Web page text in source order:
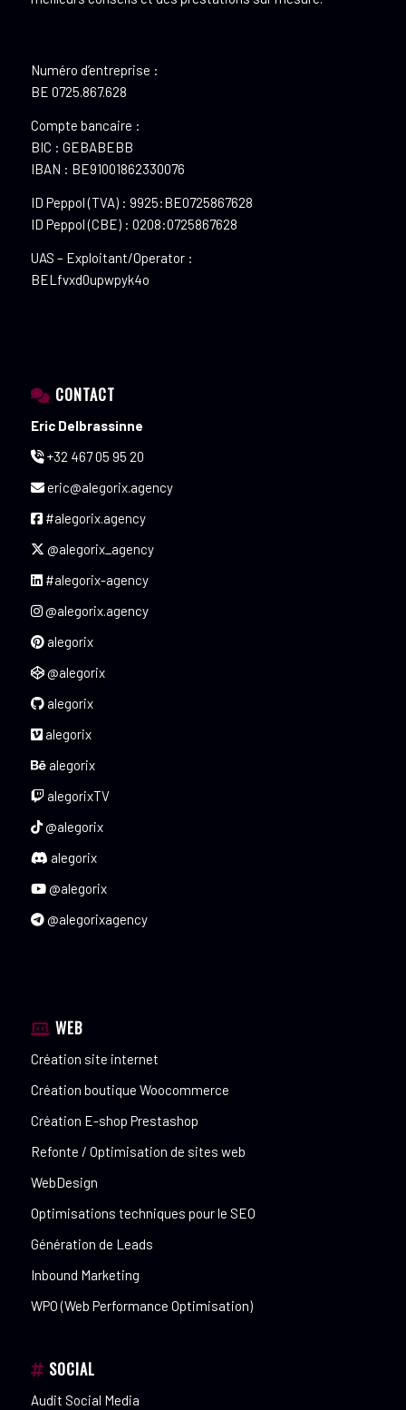
Numéro d’entreprise :
BE 0725.867.628
Compte bancaire :
BIC : GEBABEBB
IBAN : BE91001862330076
ID Peppol (TVA) : 9925:BE0725867628
ID Peppol (CBE) : 0208:0725867628
UAS – Exploitant/Operator :
BELfvxd0upwpyk4o
CONTACT
Eric Delbrassinne
+32 467 05 95 20
eric@alegorix.agency
#alegorix.agency
@alegorix_agency
#alegorix-agency
@alegorix.agency
alegorix
@alegorix
alegorix
alegorix
alegorix
alegorixTV
@alegorix
alegorix
@alegorix
@alegorixagency
WEB
Création site internet
Création boutique Woocommerce
Création E-shop Prestashop
Refonte / Optimisation de sites web
WebDesign
Optimisations techniques pour le SEO
Génération de Leads
Inbound Marketing
WPO (Web Performance Optimisation)
SOCIAL
Audit Social Media